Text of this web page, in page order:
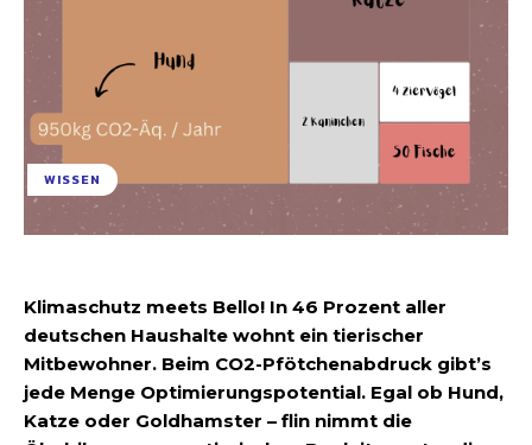
WISSEN
Klimaschutz meets Bello! In 46 Prozent aller
deutschen Haushalte wohnt ein tierischer
Mitbewohner. Beim CO2-Pfötchenabdruck gibt’s
jede Menge Optimierungspotential. Egal ob Hund,
Katze oder Goldhamster – flin nimmt die